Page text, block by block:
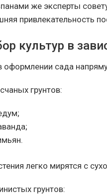
же эксперты
привлекательность
культур в
оформлении сада
грунтов:
легко мирятся с
грунтов: